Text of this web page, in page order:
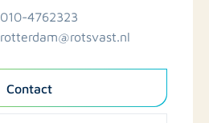
010-4762323
rotterdam@rotsvast.nl
Contact